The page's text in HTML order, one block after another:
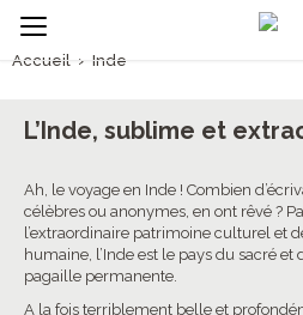
Accueil › Inde
Inde
L’Inde, sublime et
Ah, le voyage en Inde ! Combien
célèbres ou anonymes, en ont rêvé ?
l’extraordinaire patrimoine culturel et
humaine, l’Inde est le pays du sacré
pagaille permanente.
A la fois terriblement belle et